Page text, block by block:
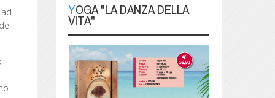
YOGA "La danza
della Vita"
Lo Yoga non è qualcosa da fare,
è un modo di essere, di vivere
la propria vita, danzandola.
YOGA "LA DANZA DELLA
VITA"